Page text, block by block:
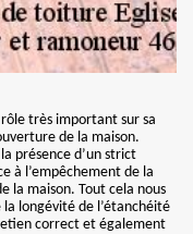
très important sur sa
de la maison.
présence d’un strict
à l’empêchement de la
la maison. Tout cela nous
longévité de l’étanchéité
correct et également